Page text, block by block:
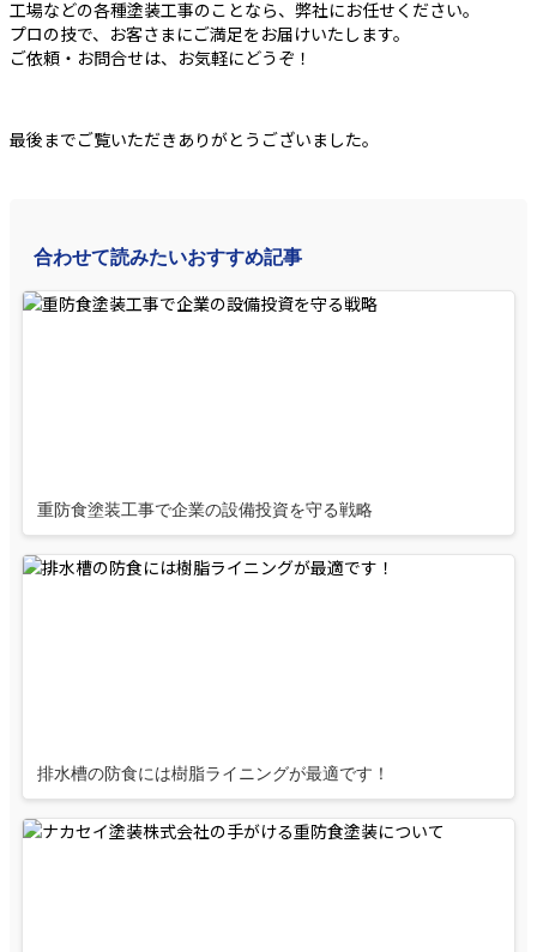
工場などの各種塗装工事のことなら、弊社にお任せください。
プロの技で、お客さまにご満足をお届けいたします。
ご依頼・お問合せは、お気軽にどうぞ！
最後までご覧いただきありがとうございました。
合わせて読みたいおすすめ記事
重防食塗装工事で企業の設備投資を守る戦略
排水槽の防食には樹脂ライニングが最適です！